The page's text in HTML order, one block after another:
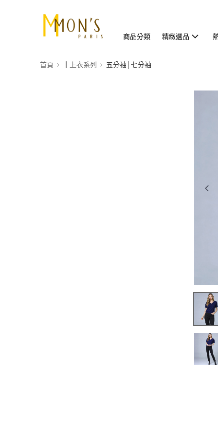
商品分類 精緻選品
首頁 ┃上衣系列 五分袖│七分袖